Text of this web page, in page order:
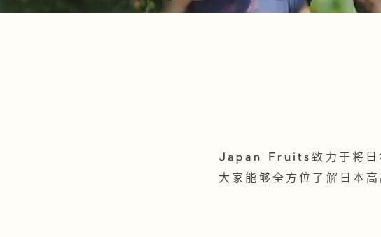
Japan Fruits致力于将日
大家能够全方位了解日本高